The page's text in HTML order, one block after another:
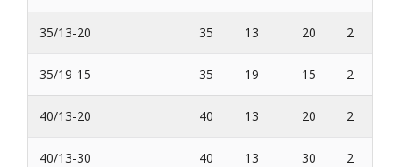
35/13-20 35 13 20 2
35/19-15 35 19 15 2
40/13-20 40 13 20 2
40/13-30 40 13 30 2